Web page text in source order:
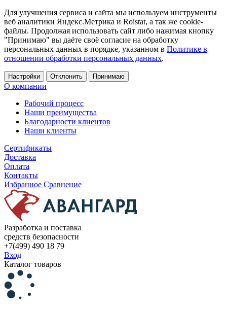
Для улучшения сервиса и сайта мы используем инструменты
веб аналитики Яндекс.Метрика и Roistat, а так же cookie-
файлы. Продолжая использовать сайт либо нажимая кнопку
"Принимаю" вы даёте своё согласие на обработку
персональных данных в порядке, указанном в Политике в
отношении обработки персональных данных.
Настройки Отклонить Принимаю
О компании
Рабочий процесс
Наши преимущества
Благодарности клиентов
Наши клиенты
Сертификаты
Доставка
Оплата
Контакты
Избранное Сравнение
Разработка и поставка
средств безопасности
+7(499) 490 18 79
Вход
Каталог товаров